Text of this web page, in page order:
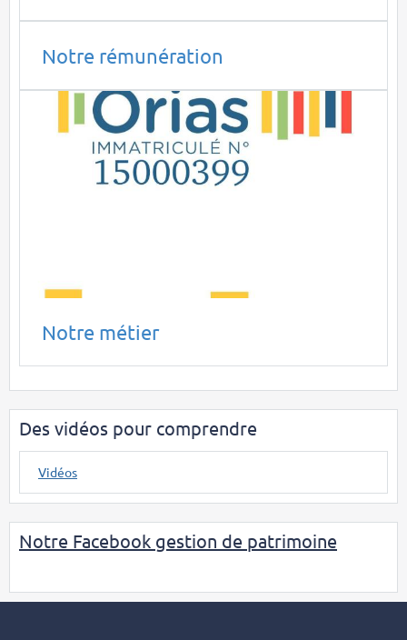
Notre rémunération
Notre métier
Des vidéos pour comprendre
Vidéos
Notre Facebook gestion de patrimoine